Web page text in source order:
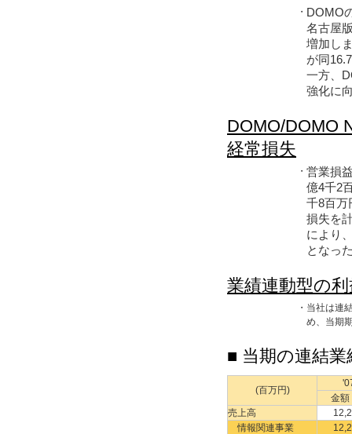
・ DOMO
名古屋
増加し
が同
一方、
強化に
DOMO/DOMO
経常損失
・ 営業損
億4千2
千8百万
損失を
により
となっ
業績連動型の
・ 当社は連
め、当期
■ 当期の連結業
(百万円)
金額
売上高
情報関連事業